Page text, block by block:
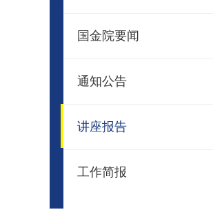
国金院要闻
通知公告
讲座报告
工作简报